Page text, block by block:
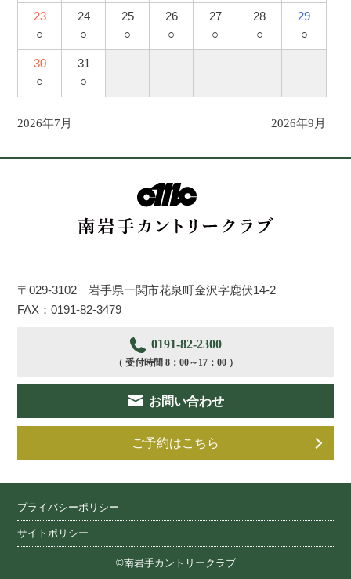
23
○
24
○
25
○
26
○
27
○
28
○
29
○
30
○
31
○
2026年7月 2026年9月
〒029-3102 岩手県一関市花泉町金沢字鹿伏14-2
FAX：0191-82-3479
0191-82-2300
（ 受付時間 8：00～17：00 ）
お問い合わせ
ご予約はこちら
プライバシーポリシー
サイトポリシー
©南岩手カントリークラブ